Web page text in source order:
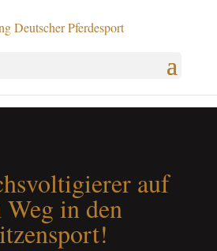
auf
Weg in den